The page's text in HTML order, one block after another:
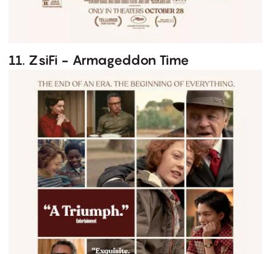
11. ZsiFi - Armageddon Time